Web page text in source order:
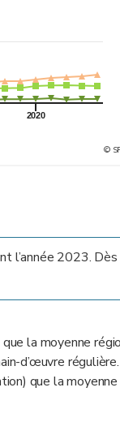
2020
©
l’année 2023. Dès
la moyenne
d’œuvre
que la moyenne